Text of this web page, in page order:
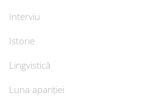
Interviu
Istorie
Lingvistică
Luna apariției